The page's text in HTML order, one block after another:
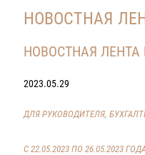
НОВОСТНАЯ
НОВОСТНАЯ ЛЕНТА
2023.05.29
ДЛЯ РУКОВОДИТЕЛЯ,
С 22.05.2023 ПО 26.05.2023